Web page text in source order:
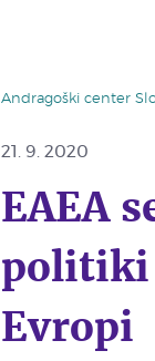
Andragoški center
21. 9. 2020
EAEA
politiki
Evropi